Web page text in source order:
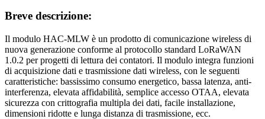
Breve descrizione:
Il modulo HAC-MLW è un prodotto di comunicazione wireless di
nuova generazione conforme al protocollo standard LoRaWAN
1.0.2 per progetti di lettura dei contatori. Il modulo integra funzioni
di acquisizione dati e trasmissione dati wireless, con le seguenti
caratteristiche: bassissimo consumo energetico, bassa latenza, anti-
interferenza, elevata affidabilità, semplice accesso OTAA, elevata
sicurezza con crittografia multipla dei dati, facile installazione,
dimensioni ridotte e lunga distanza di trasmissione, ecc.